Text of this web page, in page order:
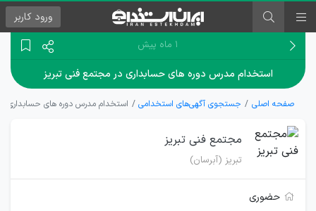
ورود کاربر
۱ ماه پیش
استخدام مدرس دوره های حسابداری در مجتمع فنی تبریز
صفحه اصلی جستجوی آگهی‌های استخدامی استخدام مدرس دوره های حسابداری
مجتمع فنی تبریز
تبریز (آبرسان)
حضوری